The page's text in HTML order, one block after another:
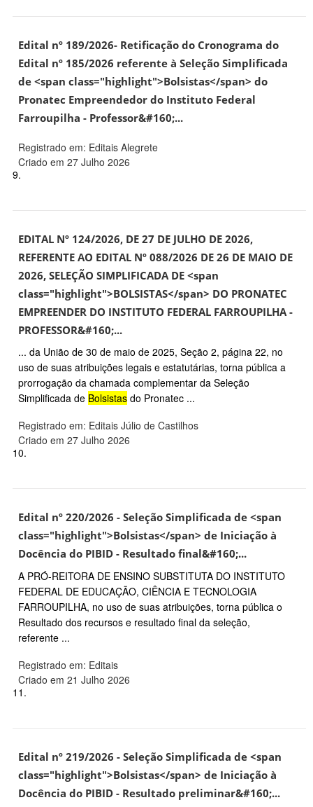
Edital nº 189/2026- Retificação do Cronograma do
Edital nº 185/2026 referente à Seleção Simplificada
de <span class="highlight">Bolsistas</span> do
Pronatec Empreendedor do Instituto Federal
Farroupilha - Professor&#160;...
Registrado em: Editais Alegrete
Criado em 27 Julho 2026
9.
EDITAL Nº 124/2026, DE 27 DE JULHO DE 2026,
REFERENTE AO EDITAL Nº 088/2026 DE 26 DE MAIO DE
2026, SELEÇÃO SIMPLIFICADA DE <span
class="highlight">BOLSISTAS</span> DO PRONATEC
EMPREENDER DO INSTITUTO FEDERAL FARROUPILHA -
PROFESSOR&#160;...
... da União de 30 de maio de 2025, Seção 2, página 22, no
uso de suas atribuições legais e estatutárias, torna pública a
prorrogação da chamada complementar da Seleção
Simplificada de Bolsistas do Pronatec ...
Registrado em: Editais Júlio de Castilhos
Criado em 27 Julho 2026
10.
Edital nº 220/2026 - Seleção Simplificada de <span
class="highlight">Bolsistas</span> de Iniciação à
Docência do PIBID - Resultado final&#160;...
A PRÓ-REITORA DE ENSINO SUBSTITUTA DO INSTITUTO
FEDERAL DE EDUCAÇÃO, CIÊNCIA E TECNOLOGIA
FARROUPILHA, no uso de suas atribuições, torna pública o
Resultado dos recursos e resultado final da seleção,
referente ...
Registrado em: Editais
Criado em 21 Julho 2026
11.
Edital nº 219/2026 - Seleção Simplificada de <span
class="highlight">Bolsistas</span> de Iniciação à
Docência do PIBID - Resultado preliminar&#160;...